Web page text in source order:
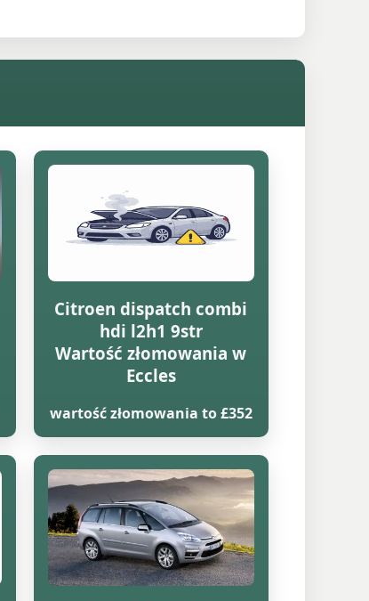
Citroen dispatch combi
hdi l2h1 9str
Wartość złomowania w
Eccles
wartość złomowania to £352